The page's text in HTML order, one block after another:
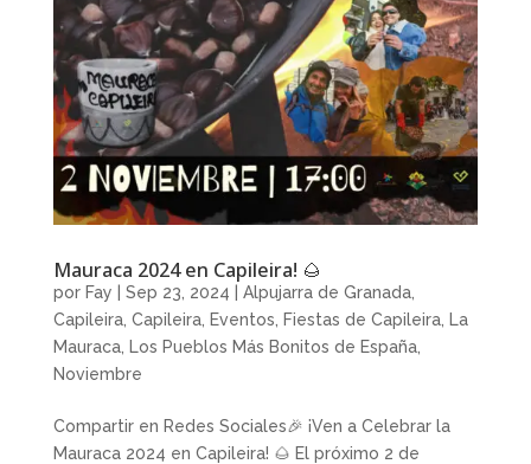
Mauraca 2024 en Capileira! 🌰
por Fay Sep 23, 2024 Alpujarra de Granada,
Capileira, Capileira, Eventos Fiestas de Capileira, La
Mauraca, Los Pueblos Más Bonitos de España,
Noviembre
Compartir en Redes Sociales🎉 ¡Ven a Celebrar la
Mauraca 2024 en Capileira! 🌰 El próximo 2 de